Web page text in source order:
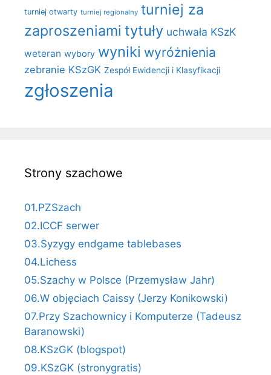
turniej otwarty turniej regionalny turniej za
zaproszeniami tytuły uchwała KSzK
weteran wybory wyniki wyróżnienia
zebranie KSzGK Zespół Ewidencji i Klasyfikacji
zgłoszenia
Strony szachowe
01.PZSzach
02.ICCF serwer
03.Syzygy endgame tablebases
04.Lichess
05.Szachy w Polsce (Przemysław Jahr)
06.W objęciach Caissy (Jerzy Konikowski)
07.Przy Szachownicy i Komputerze (Tadeusz
Baranowski)
08.KSzGK (blogspot)
09.KSzGK (stronygratis)